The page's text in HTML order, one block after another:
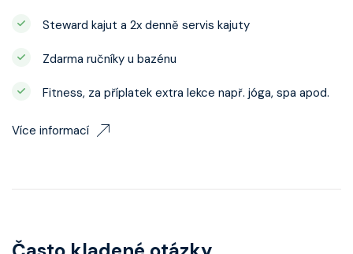
Steward kajut a 2x denně servis kajuty
Zdarma ručníky u bazénu
Fitness, za příplatek extra lekce např. jóga, spa apod.
Více informací